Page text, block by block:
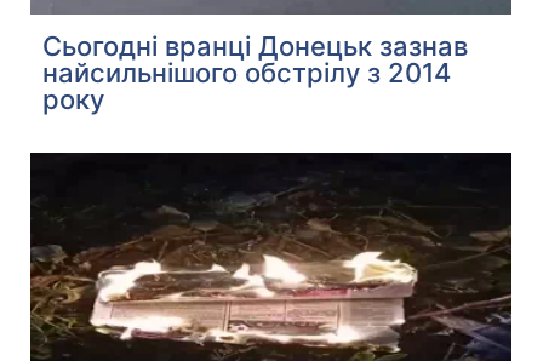
Сьогодні вранці Донецьк зазнав
найсильнішого обстрілу з 2014
року